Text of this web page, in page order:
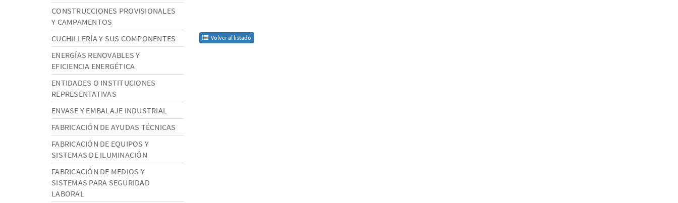
CONSTRUCCIONES PROVISIONALES
Y CAMPAMENTOS
CUCHILLERÍA Y SUS COMPONENTES
ENERGÍAS RENOVABLES Y
EFICIENCIA ENERGÉTICA
ENTIDADES O INSTITUCIONES
REPRESENTATIVAS
ENVASE Y EMBALAJE INDUSTRIAL
FABRICACIÓN DE AYUDAS TÉCNICAS
FABRICACIÓN DE EQUIPOS Y
SISTEMAS DE ILUMINACIÓN
FABRICACIÓN DE MEDIOS Y
SISTEMAS PARA SEGURIDAD
LABORAL
Volver al listado